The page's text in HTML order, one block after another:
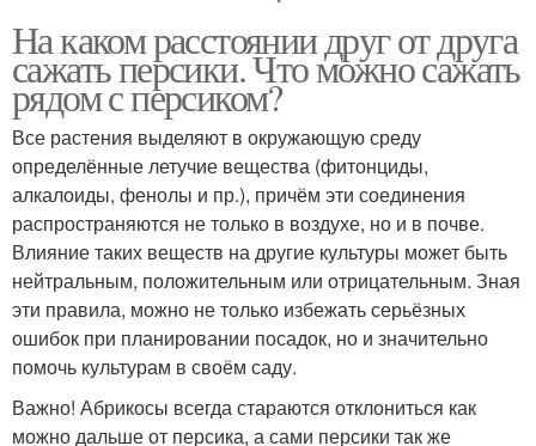
На каком расстоянии друг от друга
сажать персики. Что можно сажать
рядом с персиком?
Все растения выделяют в окружающую среду
определённые летучие вещества (фитонциды,
алкалоиды, фенолы и пр.), причём эти соединения
распространяются не только в воздухе, но и в почве.
Влияние таких веществ на другие культуры может быть
нейтральным, положительным или отрицательным. Зная
эти правила, можно не только избежать серьёзных
ошибок при планировании посадок, но и значительно
помочь культурам в своём саду.
Важно! Абрикосы всегда стараются отклониться как
можно дальше от персика, а сами персики так же